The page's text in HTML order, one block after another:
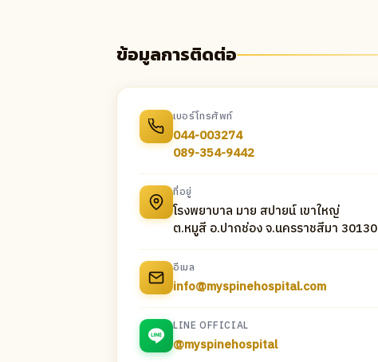
ข้อมูลการติดต่อ
เบอร์โทรศัพท์
044-003274
089-354-9442
ที่อยู่
โรงพยาบาล มาย สปายน์ เขาใหญ่
ต.หมูสี อ.ปากช่อง จ.นครราชสีมา 30130
อีเมล
info@myspinehospital.com
LINE OFFICIAL
@myspinehospital